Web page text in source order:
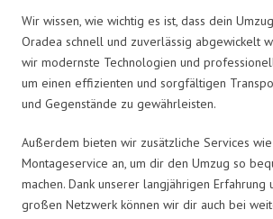
Wir wissen, wie wichtig es ist, dass dein
Oradea schnell und zuverlässig abgewickelt
wir modernste Technologien und
um einen effizienten und sorgfältigen
und Gegenstände zu gewährleisten.
Außerdem bieten wir zusätzliche Services wie
Montageservice an, um dir den Umzug so
machen. Dank unserer langjährigen Erfahrung
großen Netzwerk können wir dir auch bei